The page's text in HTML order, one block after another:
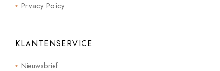
Privacy Policy
KLANTENSERVICE
Nieuwsbrief